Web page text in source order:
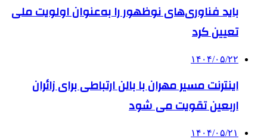
باید فناوری‌های نوظهور را به‌عنوان اولویت ملی
تعیین کرد
۱۴۰۴/۰۵/۲۲
اینترنت مسیر مهران با بالن ارتباطی برای زائران
اربعین تقویت می شود
۱۴۰۴/۰۵/۲۱